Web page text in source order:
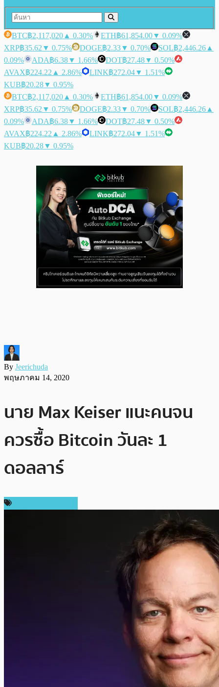
BTC฿2,117,020 ▲ 0.30% ETH฿61,854.00▼ 0.09%
XRP฿35.62 ▼ 0.75% DOGE฿2.33▼ 0.70% SOL฿2,446.26 ▲
0.09%
ADA฿6.38▼ 1.66% DOT฿27.48▼ 0.50%
AVAX฿224.22 ▲ 2.86% LINK฿272.04▼ 1.51%
KUB฿20.28▼ 0.95%
BTC฿2,117,020 ▲ 0.30% ETH฿61,854.00▼ 0.09%
XRP฿35.62 ▼ 0.75% DOGE฿2.33▼ 0.70% SOL฿2,446.26 ▲
0.09%
ADA฿6.38▼ 1.66% DOT฿27.48▼ 0.50%
AVAX฿224.22 ▲ 2.86% LINK฿272.04▼ 1.51%
KUB฿20.28▼ 0.95%
By Jeerichuda
พฤษภาคม 14, 2020
นาย Max Keiser แนะคนจน
ควรซื้อ Bitcoin วันละ 1
ดอลลาร์